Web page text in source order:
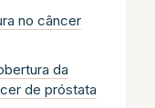
no câncer
da
de próstata